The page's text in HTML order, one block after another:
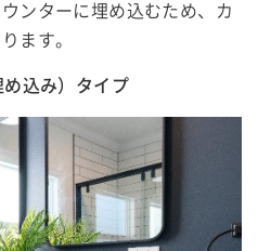
ンターに埋め込むため、カ
ます。
込み）タイプ